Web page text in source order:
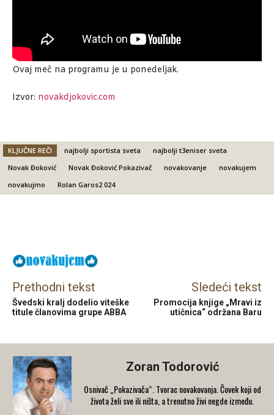
Ovaj meč na programu je u ponedeljak.
Izvor: novakdjokovic.com
KLJUČNE REČI najbolji sportista sveta
najbolji t3eniser sveta
Novak Đoković
Novak Đoković Pokazivač novakovanje
novakujem
novakujmo
Rolan Garos2 024
Prethodni tekst
Švedski kralj dodelio viteške
titule članovima grupe ABBA
Sledeći tekst
Promocija knjige „Mravi iz
utičnica“ održana Baru
Zoran Todorović
Osnivač „Pokazivača“. Tvorac novakovanja. Čovek koji od
života želi sve ili ništa, a trenutno živi negde između.